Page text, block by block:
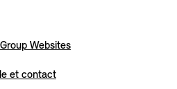
Websites
et contact